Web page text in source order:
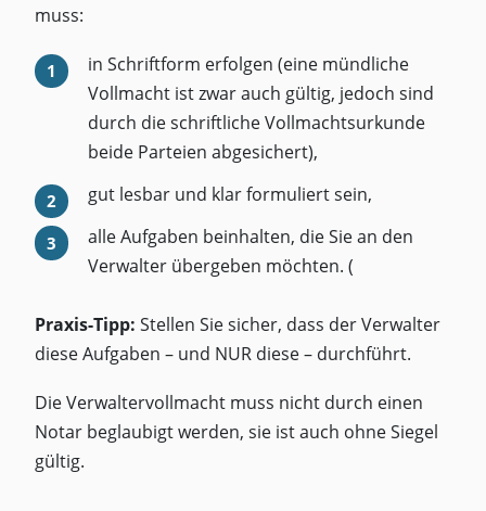
muss:
in Schriftform erfolgen (eine mündliche
Vollmacht ist zwar auch gültig, jedoch sind
durch die schriftliche Vollmachtsurkunde
beide Parteien abgesichert),
gut lesbar und klar formuliert sein,
alle Aufgaben beinhalten, die Sie an den
Verwalter übergeben möchten. (
Praxis-Tipp: Stellen Sie sicher, dass der Verwalter
diese Aufgaben – und NUR diese – durchführt.
Die Verwaltervollmacht muss nicht durch einen
Notar beglaubigt werden, sie ist auch ohne Siegel
gültig.